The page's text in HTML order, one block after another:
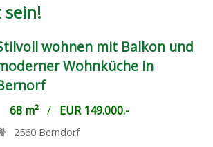
wohnen mit Balkon und
Wohnküche in
68 m²/ EUR 149.000.-
2560 Berndorf